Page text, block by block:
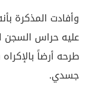
وأفادت المذكرة
عليه حراس السجن
طرحه أرضاً
جسدي.